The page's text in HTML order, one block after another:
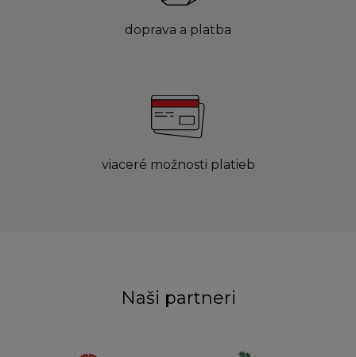
doprava a platba
viaceré možnosti platieb
Naši partneri